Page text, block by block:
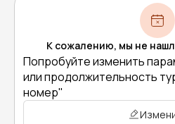
К сожалению, мы не
Попробуйте изменить
или продолжительность
номер"